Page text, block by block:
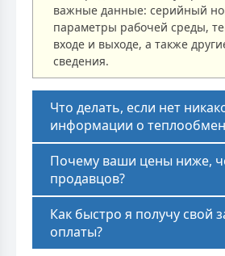
важные данные: серийный
параметры рабочей среды,
входе и выходе, а также
сведения.
Что делать, если нет
информации о
Почему ваши цены ниже,
продавцов?
Как быстро я получу свой
оплаты?